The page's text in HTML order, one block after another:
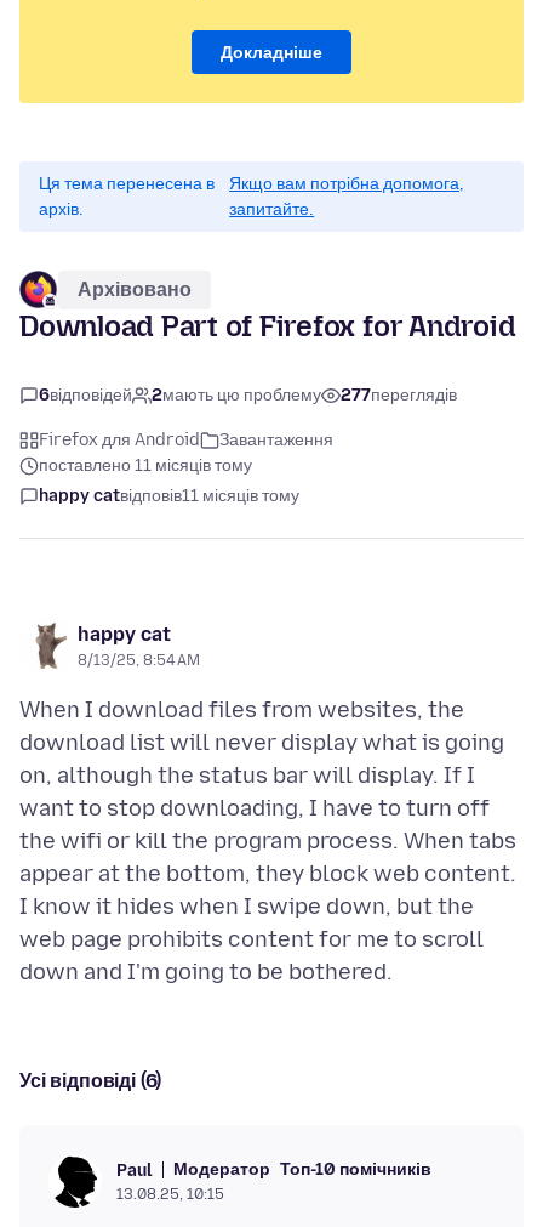
Докладніше
Ця тема перенесена в
архів.
Якщо вам потрібна допомога,
запитайте.
Архівовано
Download Part of Firefox for Android
6відповідей 2мають цю проблему 277переглядів
Firefox для Android
Завантаження
поставлено 11 місяців тому
happy catвідповів11 місяців тому
happy cat
8/13/25, 8:54 AM
When I download files from websites, the
download list will never display what is going
on, although the status bar will display. If I
want to stop downloading, I have to turn off
the wifi or kill the program process. When tabs
appear at the bottom, they block web content.
I know it hides when I swipe down, but the
web page prohibits content for me to scroll
Усі відповіді (6)
Paul Модератор Топ-10 помічників
13.08.25, 10:15